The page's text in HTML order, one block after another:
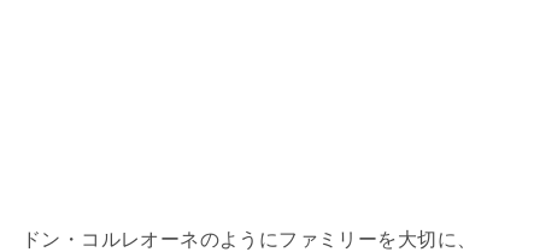
ドン・コルレオーネのようにファミリーを大切に、